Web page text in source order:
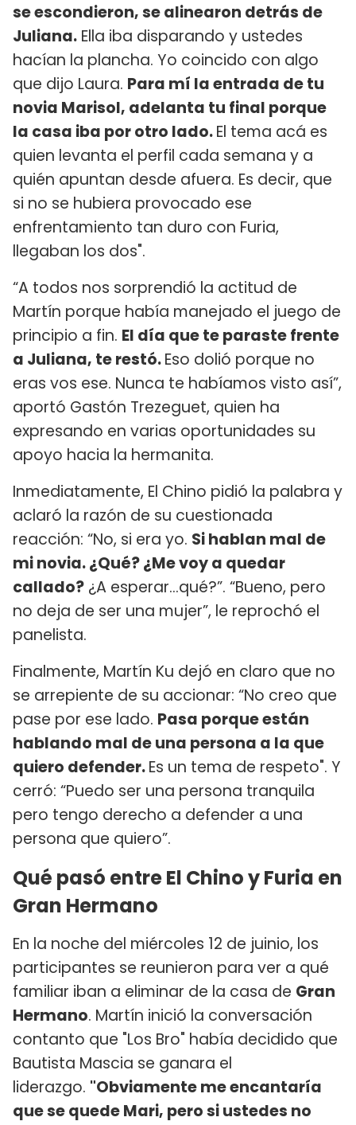
se escondieron, se alinearon detrás de
Juliana. Ella iba disparando y ustedes
hacían la plancha. Yo coincido con algo
que dijo Laura. Para mí la entrada de tu
novia Marisol, adelanta tu final porque
la casa iba por otro lado.El tema acá es
quien levanta el perfil cada semana y a
quién apuntan desde afuera. Es decir, que
si no se hubiera provocado ese
enfrentamiento tan duro con Furia,
llegaban los dos".
“A todos nos sorprendió la actitud de
Martín porque había manejado el juego de
principio a fin. El día que te paraste frente
a Juliana, te restó.Eso dolió porque no
eras vos ese. Nunca te habíamos visto así”,
aportó Gastón Trezeguet, quien ha
expresando en varias oportunidades su
apoyo hacia la hermanita.
Inmediatamente, El Chino pidió la palabra y
aclaró la razón de su cuestionada
reacción: “No, si era yo. Si hablan mal de
mi novia. ¿Qué? ¿Me voy a quedar
callado? ¿A esperar…qué?”. “Bueno, pero
no deja de ser una mujer”, le reprochó el
panelista.
Finalmente, Martín Ku dejó en claro que no
se arrepiente de su accionar: “No creo que
pase por ese lado. Pasa porque están
hablando mal de una persona a la que
quiero defender.Es un tema de respeto". Y
cerró: “Puedo ser una persona tranquila
pero tengo derecho a defender a una
persona que quiero”.
Qué pasó entre El Chino y Furia en
Gran Hermano
En la noche del miércoles 12 de juinio, los
participantes se reunieron para ver a qué
familiar iban a eliminar de la casa de Gran
Hermano. Martín inició la conversación
contanto que "Los Bro" había decidido que
Bautista Mascia se ganara el
liderazgo. "Obviamente me encantaría
que se quede Mari, pero si ustedes no